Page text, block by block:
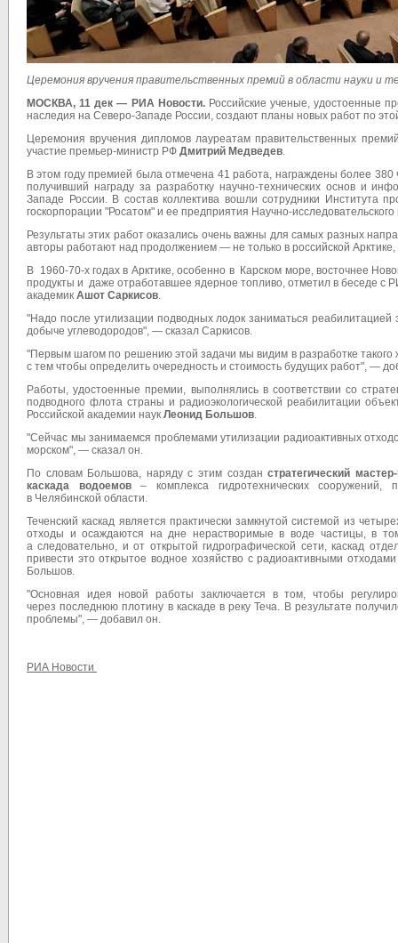
Церемония вручения правительственных премий в области науки и
МОСКВА, 11 дек — РИА Новости. Российские ученые, удостоенные
наследия на Северо-Западе России, создают планы новых работ по
Церемония вручения дипломов лауреатам правительственных
участие премьер-министр РФ Дмитрий Медведев.
В этом году премией была отмечена 41 работа, награждены более
получивший награду за разработку научно-технических основ и
Западе России. В состав коллектива вошли сотрудники Института
госкорпорации "Росатом" и ее предприятия Научно-
Результаты этих работ оказались очень важны для самых разных
авторы работают над продолжением — не только в российской Арктике,
В 1960-70-х годах в Арктике, особенно в Карском море, восточнее
продукты и даже отработавшее ядерное топливо, отметил в беседе с
академик Ашот Саркисов.
"Надо после утилизации подводных лодок заниматься
добыче углеводородов", — сказал Саркисов.
"Первым шагом по решению этой задачи мы видим в разработке такого
с тем чтобы определить очередность и стоимость будущих работ", —
Работы, удостоенные премии, выполнялись в соответствии со
подводного флота страны и радиоэкологической реабилитации
Российской академии наук Леонид Большов.
"Сейчас мы занимаемся проблемами утилизации радиоактивных
морском", — сказал он.
По словам Большова, наряду с этим созданстратегический
каскада водоемов– комплекса гидротехнических сооружений,
в Челябинской области.
Теченский каскад является практически замкнутой системой из
отходы и осаждаются на дне нерастворимые в воде частицы, в
а следовательно, и от открытой гидрографической сети, каскад
привести это открытое водное хозяйство с радиоактивными
Большов.
"Основная идея новой работы заключается в том, чтобы
через последнюю плотину в каскаде в реку Теча. В результате
проблемы", — добавил он.
РИА Новости